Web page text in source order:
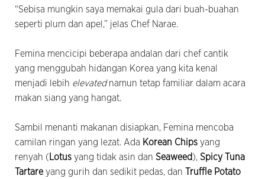
“Sebisa mungkin saya memakai gula dari buah-buahan
seperti plum dan apel,” jelas Chef Narae.
Femina mencicipi beberapa andalan dari chef cantik
yang menggubah hidangan Korea yang kita kenal
menjadi lebih elevatednamun tetap familiar dalam acara
makan siang yang hangat.
Sambil menanti makanan disiapkan, Femina mencoba
camilan ringan yang lezat. Ada Korean Chips yang
renyah ( Lotus yang tidak asin dan Seaweed), Spicy Tuna
Tartare yang gurih dan sedikit pedas, dan
Truffle Potato